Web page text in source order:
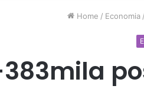
Home / Economia /